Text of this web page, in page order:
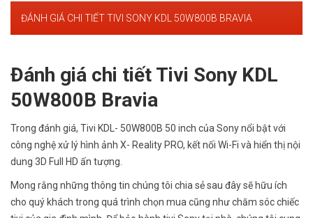
ĐÁNH GIÁ CHI TIẾT TIVI SONY KDL 50W800B BRAVIA
Đánh giá chi tiết Tivi Sony KDL
50W800B Bravia
Trong đánh giá, Tivi KDL- 50W800B 50 inch của Sony nổi bật với
công nghệ xử lý hình ảnh X- Reality PRO, kết nối Wi-Fi và hiển thị nội
dung 3D Full HD ấn tượng.
Mong rằng những thông tin chúng tôi chia sẻ sau đây sẽ hữu ích
cho quý khách trong quá trình chọn mua cũng như chăm sóc chiếc